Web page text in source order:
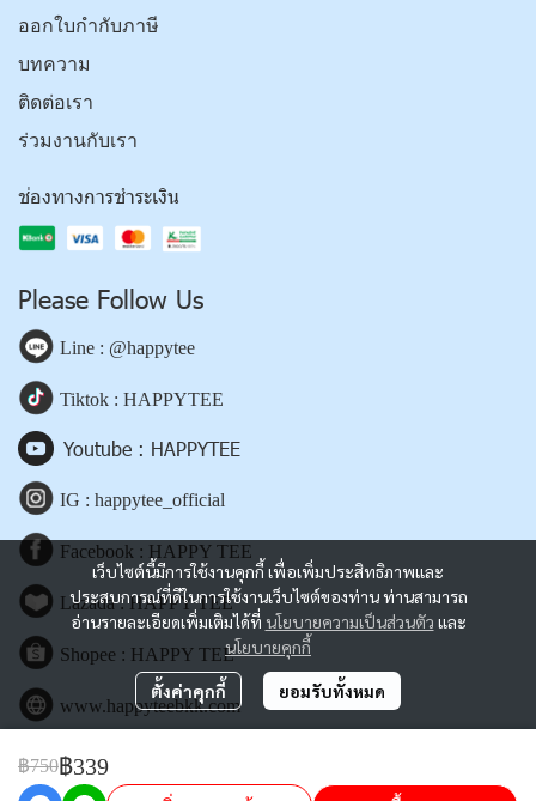
฿750฿339
เว็บไซต์นี้มีการใช้งานคุกกี้ เพื่อเพิ่มประสิทธิภาพและ
ประสบการณ์ที่ดีในการใช้งานเว็บไซต์ของท่าน ท่านสามารถ
อ่านรายละเอียดเพิ่มเติมได้ที่ นโยบายความเป็นส่วนตัว และ
นโยบายคุกกี้
ตั้งค่าคุกกี้ ยอมรับทั้งหมด
ออกใบกำกับภาษี
บทความ
ติดต่อเรา
ร่วมงานกับเรา
ช่องทางการชำระเงิน
Please Follow Us
Line : @happytee
Tiktok : HAPPYTEE
Youtube : HAPPYTEE
IG : happytee_official
Facebook : HAPPY TEE
Lazada : HAPPY TEE
Shopee : HAPPY TEE
www.happyteebkk.com
Copyright | All Rights Reserved | Powered by happyteebkk.com